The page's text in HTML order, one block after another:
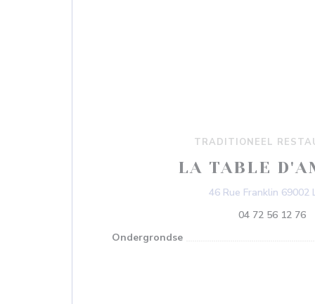
TRADITIONEEL
LA TABLE
46 Rue Franklin 69002
04 72 56 12 76
Ondergrondse